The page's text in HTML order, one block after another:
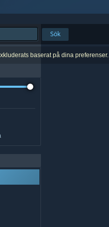
Sök
baserat på dina preferenser.